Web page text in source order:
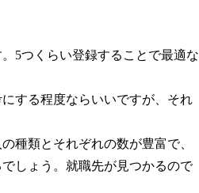
5つくらい登録することで最適な
する程度ならいいですが、それ
種類とそれぞれの数が豊富で、
しょう。就職先が見つかるので